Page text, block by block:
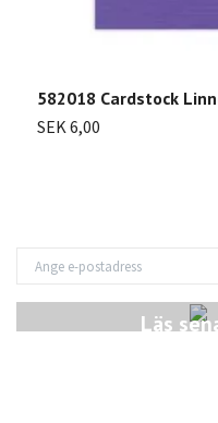
Läs
582018 Cardstock
SEK 6,00